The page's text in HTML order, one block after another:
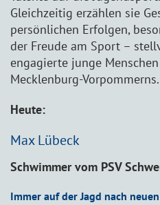
Gleichzeitig erzählen sie
persönlichen Erfolgen,
der Freude am Sport –
engagierte junge
Mecklenburg-Vorpommerns.
Heute:
Max Lübeck
Schwimmer vom PSV
Immer auf der Jagd nach